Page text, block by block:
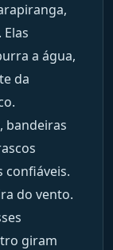
a água,
da
bandeiras
confiáveis.
do vento.
giram